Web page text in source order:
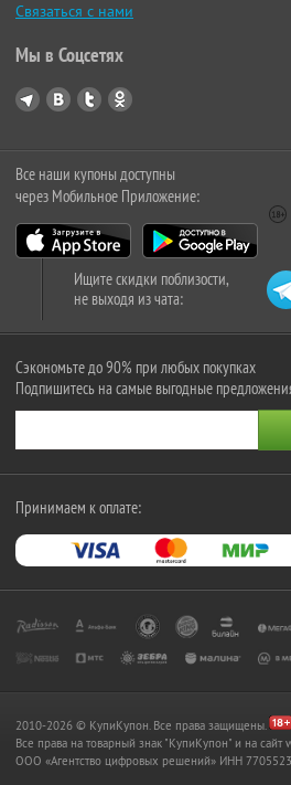
Связаться с нами
Мы в Соцсетях
Все наши купоны доступны
через Мобильное Приложение:
Ищите скидки поблизости,
не выходя из чата:
Сэкономьте до 90% при любых покупках
Подпишитесь на самые выгодные
Принимаем к оплате:
2010-2026 © КупиКупон. Все права защищены.
Все права на товарный знак "КупиКупон" и на
OOO «Агентство цифровых решений» ИНН